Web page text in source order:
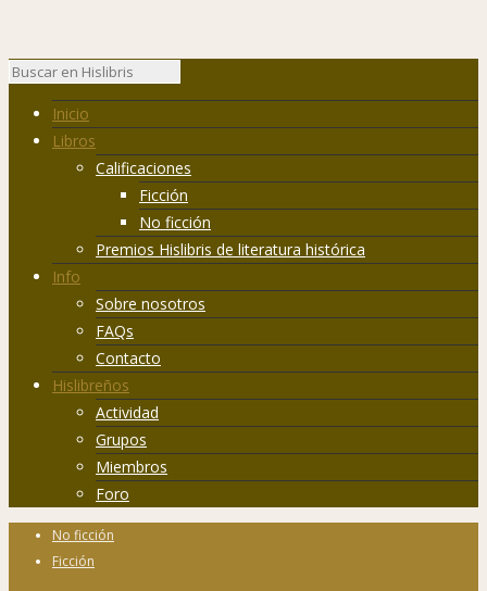
Inicio
Libros
Calificaciones
Ficción
No ficción
Premios Hislibris de literatura histórica
Info
Sobre nosotros
FAQs
Contacto
Hislibreños
Actividad
Grupos
Miembros
Foro
No ficción
Ficción